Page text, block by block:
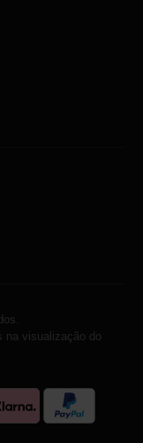
na visualização do